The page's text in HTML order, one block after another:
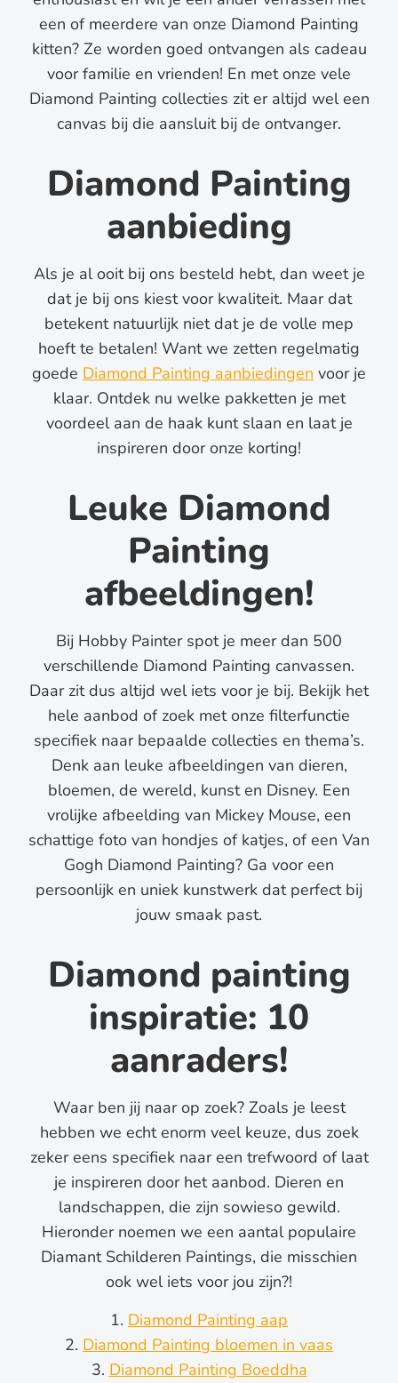
een of meerdere van onze Diamond Painting
kitten? Ze worden goed ontvangen als cadeau
voor familie en vrienden! En met onze vele
Diamond Painting collecties zit er altijd wel een
canvas bij die aansluit bij de ontvanger.
Diamond Painting
aanbieding
Als je al ooit bij ons besteld hebt, dan weet je
dat je bij ons kiest voor kwaliteit. Maar dat
betekent natuurlijk niet dat je de volle mep
hoeft te betalen! Want we zetten regelmatig
goede Diamond Painting aanbiedingen voor je
klaar. Ontdek nu welke pakketten je met
voordeel aan de haak kunt slaan en laat je
inspireren door onze korting!
Leuke Diamond
Painting
afbeeldingen!
Bij Hobby Painter spot je meer dan 500
verschillende Diamond Painting canvassen.
Daar zit dus altijd wel iets voor je bij. Bekijk het
hele aanbod of zoek met onze filterfunctie
specifiek naar bepaalde collecties en thema’s.
Denk aan leuke afbeeldingen van dieren,
bloemen, de wereld, kunst en Disney. Een
vrolijke afbeelding van Mickey Mouse, een
schattige foto van hondjes of katjes, of een Van
Gogh Diamond Painting? Ga voor een
persoonlijk en uniek kunstwerk dat perfect bij
jouw smaak past.
Diamond painting
inspiratie: 10
aanraders!
Waar ben jij naar op zoek? Zoals je leest
hebben we echt enorm veel keuze, dus zoek
zeker eens specifiek naar een trefwoord of laat
je inspireren door het aanbod. Dieren en
landschappen, die zijn sowieso gewild.
Hieronder noemen we een aantal populaire
Diamant Schilderen Paintings, die misschien
ook wel iets voor jou zijn?!
Diamond Painting aap
Diamond Painting bloemen in vaas
Diamond Painting Boeddha